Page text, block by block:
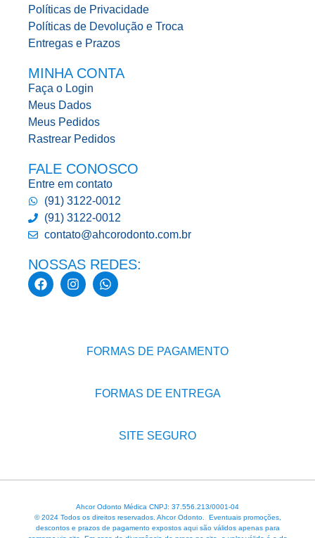
Políticas de Privacidade
Políticas de Devolução e Troca
Entregas e Prazos
MINHA CONTA
Faça o Login
Meus Dados
Meus Pedidos
Rastrear Pedidos
FALE CONOSCO
Entre em contato
(91) 3122-0012
(91) 3122-0012
contato@ahcorodonto.com.br
NOSSAS REDES:
FORMAS DE PAGAMENTO
FORMAS DE ENTREGA
SITE SEGURO
Ahcor Odonto Médica CNPJ: 37.556.213/0001-04
© 2024 Todos os direitos reservados. Ahcor Odonto. Eventuais promoções,
descontos e prazos de pagamento expostos aqui são válidos apenas para